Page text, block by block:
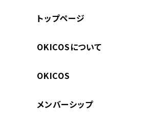
トップページ
OKICOSについて
OKICOS
メンバーシップ